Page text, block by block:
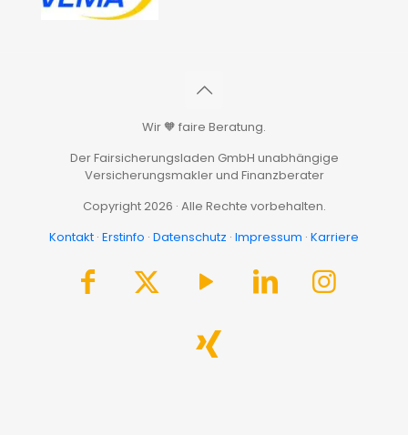
Wir 🧡 faire Beratung.
Der Fairsicherungsladen GmbH unabhängige
Versicherungsmakler und Finanzberater
Copyright 2026 · Alle Rechte vorbehalten.
Kontakt · Erstinfo · Datenschutz · Impressum · Karriere